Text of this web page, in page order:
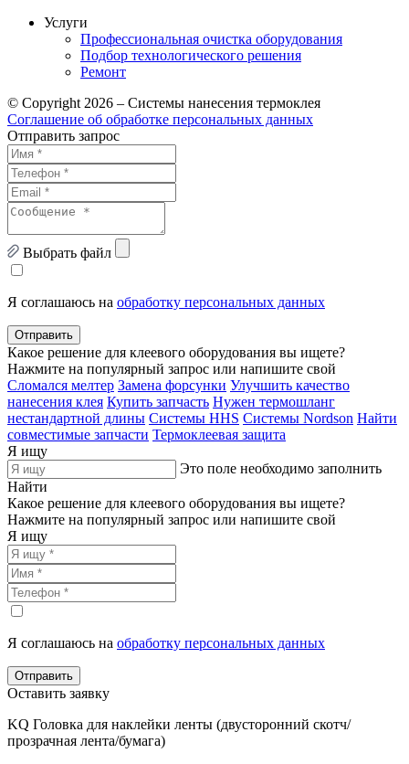
Услуги
Профессиональная очистка оборудования
Подбор технологического решения
Ремонт
© Copyright 2026 – Системы нанесения термоклея
Соглашение об обработке персональных данных
Отправить запрос
Выбрать файл
Я соглашаюсь на обработку персональных данных
Отправить
Какое решение для клеевого оборудования вы ищете?
Нажмите на популярный запрос или напишите свой
Сломался мелтер Замена форсунки Улучшить качество
нанесения клея Купить запчасть Нужен термошланг
нестандартной длины Системы HHS Системы Nordson Найти
совместимые запчасти Термоклеевая защита
Я ищу
Это поле необходимо заполнить
Найти
Какое решение для клеевого оборудования вы ищете?
Нажмите на популярный запрос или напишите свой
Я ищу
Я соглашаюсь на обработку персональных данных
Отправить
Оставить заявку
KQ Головка для наклейки ленты (двусторонний скотч/
прозрачная лента/бумага)